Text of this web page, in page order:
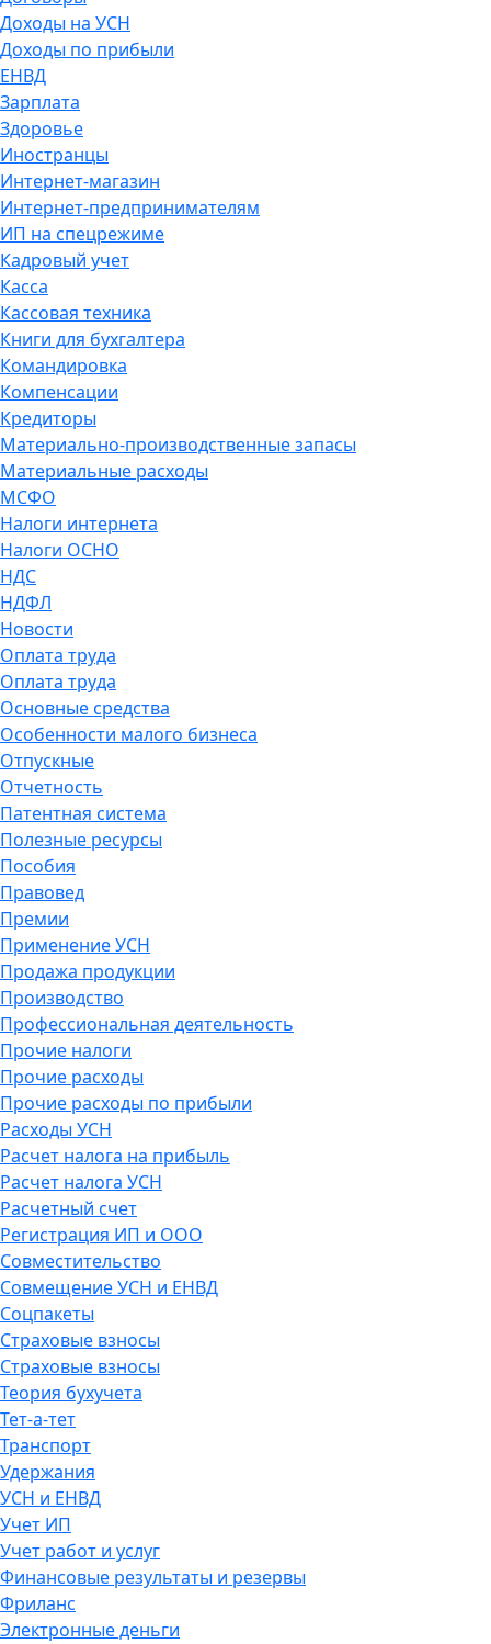
Доходы на УСН
Доходы по прибыли
ЕНВД
Зарплата
Здоровье
Иностранцы
Интернет-магазин
Интернет-предпринимателям
ИП на спецрежиме
Кадровый учет
Касса
Кассовая техника
Книги для бухгалтера
Командировка
Компенсации
Кредиторы
Материально-производственные запасы
Материальные расходы
МСФО
Налоги интернета
Налоги ОСНО
НДС
НДФЛ
Новости
Оплата труда
Оплата труда
Основные средства
Особенности малого бизнеса
Отпускные
Отчетность
Патентная система
Полезные ресурсы
Пособия
Правовед
Премии
Применение УСН
Продажа продукции
Производство
Профессиональная деятельность
Прочие налоги
Прочие расходы
Прочие расходы по прибыли
Расходы УСН
Расчет налога на прибыль
Расчет налога УСН
Расчетный счет
Регистрация ИП и ООО
Совместительство
Совмещение УСН и ЕНВД
Соцпакеты
Страховые взносы
Страховые взносы
Теория бухучета
Тет-а-тет
Транспорт
Удержания
УСН и ЕНВД
Учет ИП
Учет работ и услуг
Финансовые результаты и резервы
Фриланс
Электронные деньги